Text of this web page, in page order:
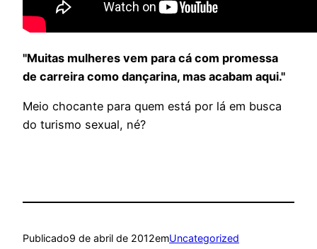
"Muitas mulheres vem para cá com promessa
de carreira como dançarina, mas acabam aqui."
Meio chocante para quem está por lá em busca
do turismo sexual, né?
Publicado9 de abril de 2012emUncategorized